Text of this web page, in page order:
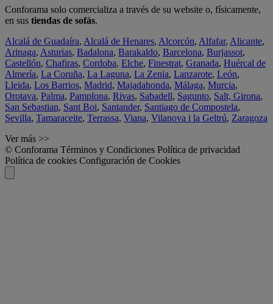
Conforama solo comercializa a través de su website o, físicamente,
en sus tiendas de sofás.
Alcalá de Guadaíra, Alcalá de Henares, Alcorcón, Alfafar, Alicante,
Arinaga, Asturias, Badalona, Barakaldo, Barcelona, Burjassot,
Castellón, Chafiras, Cordoba, Elche, Finestrat, Granada, Huércal de
Almería, La Coruña, La Laguna, La Zenia, Lanzarote, León,
Lleida, Los Barrios, Madrid, Majadahonda, Málaga, Murcia,
Orotava, Palma, Pamplona, Rivas, Sabadell, Sagunto, Salt, Girona,
San Sebastian, Sant Boi, Santander, Santiago de Compostela,
Sevilla, Tamaraceite, Terrassa, Viana, Vilanova i la Geltrú, Zaragoza
Ver más >>
© Conforama Términos y Condiciones Política de privacidad
Política de cookies Configuración de Cookies